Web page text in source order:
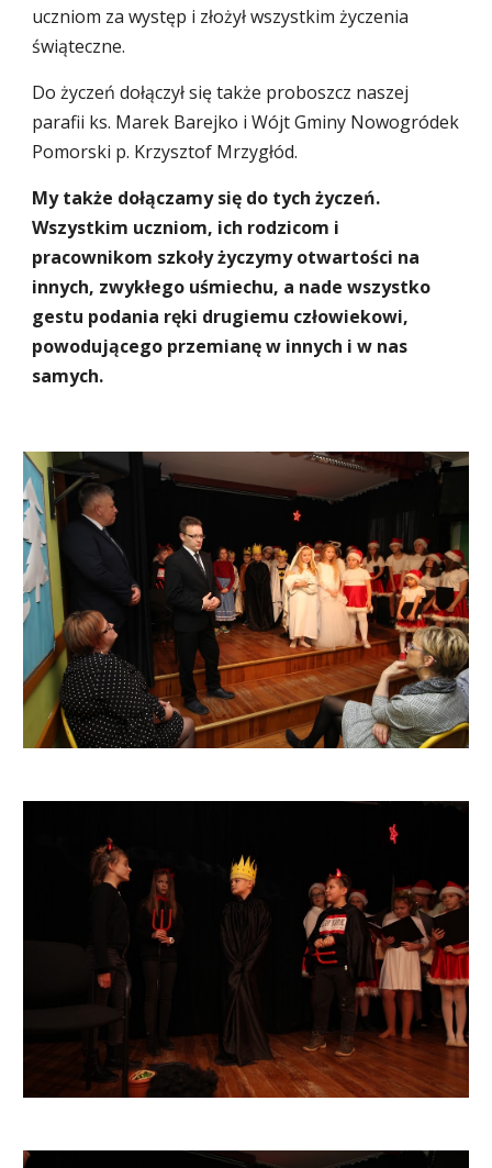
uczniom za występ i złożył wszystkim życzenia
świąteczne.
Do życzeń dołączył się także proboszcz naszej
parafii ks. Marek Barejko i Wójt Gminy Nowogródek
Pomorski p. Krzysztof Mrzygłód.
My także dołączamy się do tych życzeń.
Wszystkim uczniom, ich rodzicom i
pracownikom szkoły życzymy otwartości na
innych, zwykłego uśmiechu, a nade wszystko
gestu podania ręki drugiemu człowiekowi,
powodującego przemianę w innych i w nas
samych.